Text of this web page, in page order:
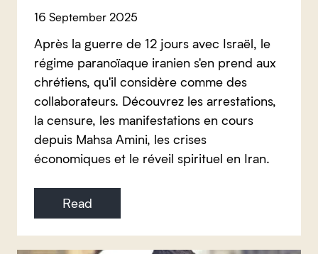
16 September 2025
Après la guerre de 12 jours avec Israël, le
régime paranoïaque iranien s'en prend aux
chrétiens, qu'il considère comme des
collaborateurs. Découvrez les arrestations,
la censure, les manifestations en cours
depuis Mahsa Amini, les crises
économiques et le réveil spirituel en Iran.
Read